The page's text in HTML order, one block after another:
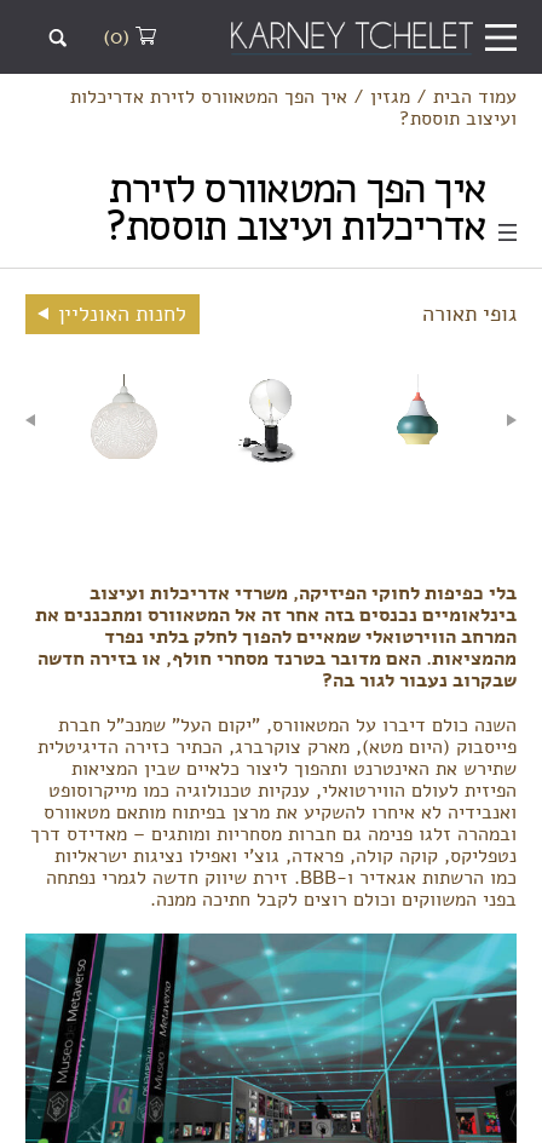
(0)
עמוד הבית/ מגזין/ איך הפך המטאוורס לזירת אדריכלות
ועיצוב תוססת?
איך הפך המטאוורס לזירת
אדריכלות ועיצוב תוססת?
גופי תאורה לחנות האונליין
בלי כפיפות לחוקי הפיזיקה, משרדי אדריכלות ועיצוב
בינלאומיים נכנסים בזה אחר זה אל המטאוורס ומתכננים את
המרחב הווירטואלי שמאיים להפוך לחלק בלתי נפרד
מהמציאות. האם מדובר בטרנד מסחרי חולף, או בזירה חדשה
שבקרוב נעבור לגור בה?
השנה כולם דיברו על המטאוורס, "יקום העל" שמנכ"ל חברת
פייסבוק (היום מטא), מארק צוקרברג, הכתיר כזירה הדיגיטלית
שתירש את האינטרנט ותהפוך ליצור כלאיים שבין המציאות
הפיזית לעולם הווירטואלי, ענקיות טכנולוגיה כמו מייקרוסופט
ואנבידיה לא איחרו להשקיע את מרצן בפיתוח מותאם מטאוורס
ובמהרה זלגו פנימה גם חברות מסחריות ומותגים – מאדידס דרך
נטפליקס, קוקה קולה, פראדה, גוצ'י ואפילו נציגות ישראליות
כמו הרשתות אגאדיר ו-BBB. זירת שיווק חדשה לגמרי נפתחה
בפני המשווקים וכולם רוצים לקבל חתיכה ממנה.